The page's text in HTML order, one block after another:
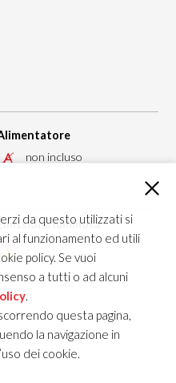
non incluso
luminosa
da questo utilizzati si
al funzionamento ed utili
policy. Se vuoi
a tutti o ad alcuni
.
questa pagina,
la navigazione in
dei cookie.